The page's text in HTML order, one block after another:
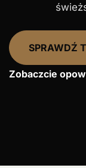
SPRAWDŹ
Zobaczcie